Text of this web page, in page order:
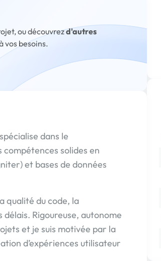
ou découvrezd'autres
vos besoins.
dans le
solides en
et bases de données
qualité du code, la
Rigoureuse, autonome
et je suis motivée par la
d’expériences utilisateur